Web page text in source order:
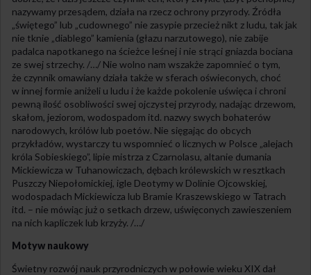
nazywamy przesądem, działa na rzecz ochrony przyrody. Źródła
„świętego” lub „cudownego” nie zasypie przecież nikt z ludu, tak jak
nie tknie „diablego” kamienia (głazu narzutowego), nie zabije
padalca napotkanego na ścieżce leśnej i nie strąci gniazda bociana
ze swej strzechy. /…/ Nie wolno nam wszakże zapomnieć o tym,
że czynnik omawiany działa także w sferach oświeconych, choć
w innej formie aniżeli u ludu i że każde pokolenie uświęca i chroni
pewną ilość osobliwości swej ojczystej przyrody, nadając drzewom,
skałom, jeziorom, wodospadom itd. nazwy swych bohaterów
narodowych, królów lub poetów. Nie sięgając do obcych
przykładów, wystarczy tu wspomnieć o licznych w Polsce „alejach
króla Sobieskiego”, lipie mistrza z Czarnolasu, altanie dumania
Mickiewicza w Tuhanowiczach, dębach królewskich w resztkach
Puszczy Niepołomickiej, igle Deotymy w Dolinie Ojcowskiej,
wodospadach Mickiewicza lub Bramie Kraszewskiego w Tatrach
itd. – nie mówiąc już o setkach drzew, uświęconych zawieszeniem
na nich kapliczek lub krzyży. /…/
Motyw naukowy
Świetny rozwój nauk przyrodniczych w połowie wieku XIX dał